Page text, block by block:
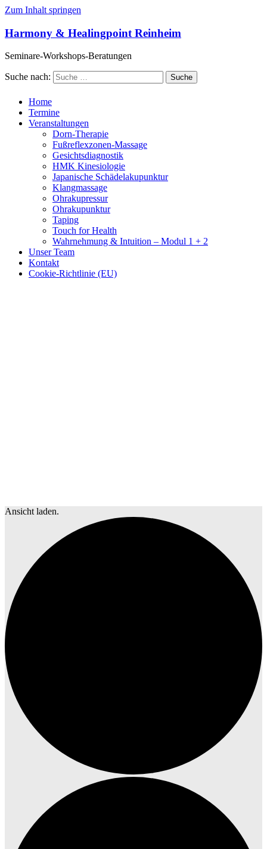
Zum Inhalt springen
Harmony & Healingpoint Reinheim
Seminare-Workshops-Beratungen
Suche nach:
Home
Termine
Veranstaltungen
Dorn-Therapie
Fußreflexzonen-Massage
Gesichtsdiagnostik
HMK Kinesiologie
Japanische Schädelakupunktur
Klangmassage
Ohrakupressur
Ohrakupunktur
Taping
Touch for Health
Wahrnehmung & Intuition – Modul 1 + 2
Unser Team
Kontakt
Cookie-Richtlinie (EU)
Ansicht laden.